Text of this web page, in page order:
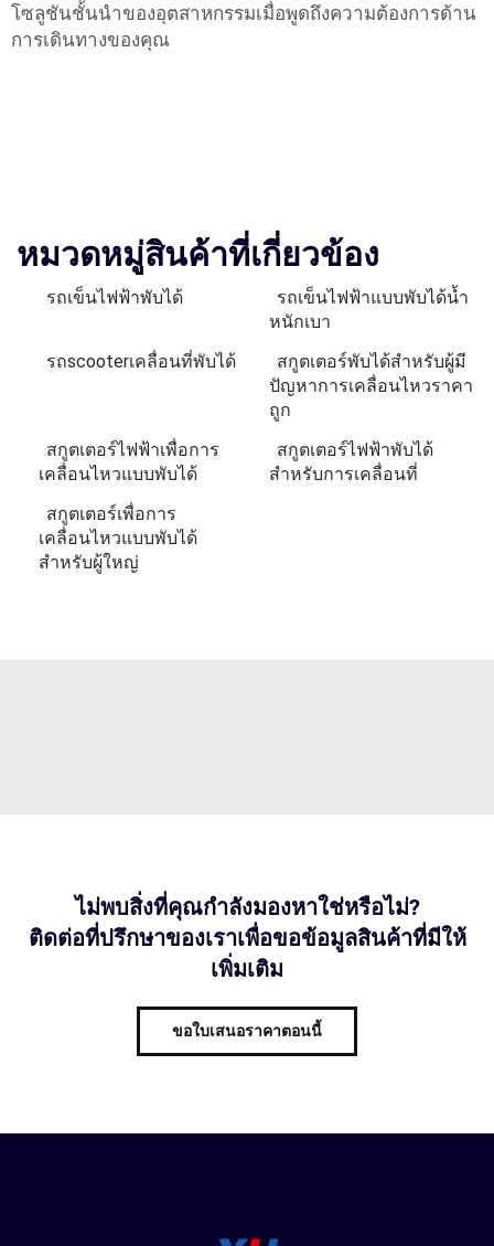
โซลูชันชั้นนำของอุตสาหกรรมเมื่อพูดถึงความต้องการด้าน
การเดินทางของคุณ
หมวดหมู่สินค้าที่เกี่ยวข้อง
รถเข็นไฟฟ้าพับได้
รถเข็นไฟฟ้าแบบพับได้น้ำ
หนักเบา
รถscooterเคลื่อนที่พับได้
สกูตเตอร์พับได้สำหรับผู้มี
ปัญหาการเคลื่อนไหวราคา
ถูก
สกูตเตอร์ไฟฟ้าเพื่อการ
เคลื่อนไหวแบบพับได้
สกูตเตอร์ไฟฟ้าพับได้
สำหรับการเคลื่อนที่
สกูตเตอร์เพื่อการ
เคลื่อนไหวแบบพับได้
สำหรับผู้ใหญ่
ไม่พบสิ่งที่คุณกำลังมองหาใช่หรือไม่?
ติดต่อที่ปรึกษาของเราเพื่อขอข้อมูลสินค้าที่มีให้
เพิ่มเติม
ขอใบเสนอราคาตอนนี้